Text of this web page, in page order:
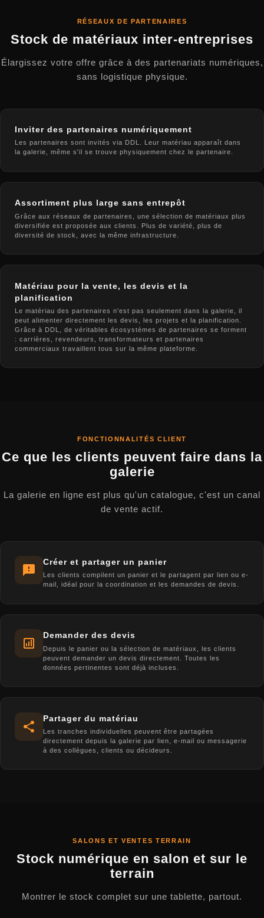
RÉSEAUX DE PARTENAIRES
Stock de matériaux inter-entreprises
Élargissez votre offre grâce à des partenariats numériques,
sans logistique physique.
Inviter des partenaires numériquement
Les partenaires sont invités via DDL. Leur matériau apparaît dans
la galerie, même s'il se trouve physiquement chez le partenaire.
Assortiment plus large sans entrepôt
Grâce aux réseaux de partenaires, une sélection de matériaux plus
diversifiée est proposée aux clients. Plus de variété, plus de
diversité de stock, avec la même infrastructure.
Matériau pour la vente, les devis et la
planification
Le matériau des partenaires n'est pas seulement dans la galerie, il
peut alimenter directement les devis, les projets et la planification.
Grâce à DDL, de véritables écosystèmes de partenaires se forment
: carrières, revendeurs, transformateurs et partenaires
commerciaux travaillent tous sur la même plateforme.
FONCTIONNALITÉS CLIENT
Ce que les clients peuvent faire dans la
galerie
La galerie en ligne est plus qu'un catalogue, c'est un canal
de vente actif.
Créer et partager un panier
Les clients compilent un panier et le partagent par lien ou e-
mail, idéal pour la coordination et les demandes de devis.
Demander des devis
Depuis le panier ou la sélection de matériaux, les clients
peuvent demander un devis directement. Toutes les
données pertinentes sont déjà incluses.
Partager du matériau
Les tranches individuelles peuvent être partagées
directement depuis la galerie par lien, e-mail ou messagerie
à des collègues, clients ou décideurs.
SALONS ET VENTES TERRAIN
Stock numérique en salon et sur le
terrain
Montrer le stock complet sur une tablette, partout.